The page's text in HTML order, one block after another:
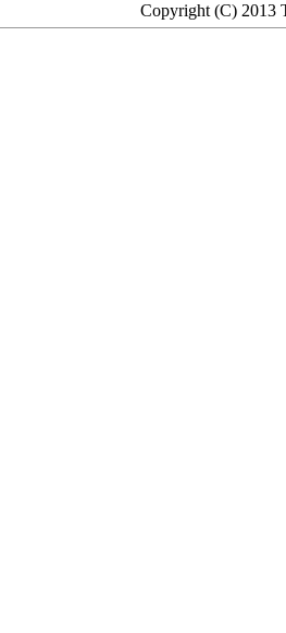
Copyright (C) 2013